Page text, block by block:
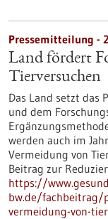
Pressemitteilung -
Land fördert
Tierversuchen
Das Land setzt das
und dem
werden auch im
Vermeidung von
Beitrag zur
https://
bw.de/fachbeitrag/
vermeidung-von-